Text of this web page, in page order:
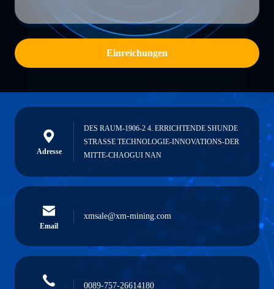
Einreichungen
Adresse
DES RAUM-1906-2 4. ERRICHTENDE SHUNDE
STRASSE TECHNOLOGIE-INNOVATIONS-DER
MITTE-CHAOGUI NAN
Email
xmsale@xm-mining.com
0089-757-26614180